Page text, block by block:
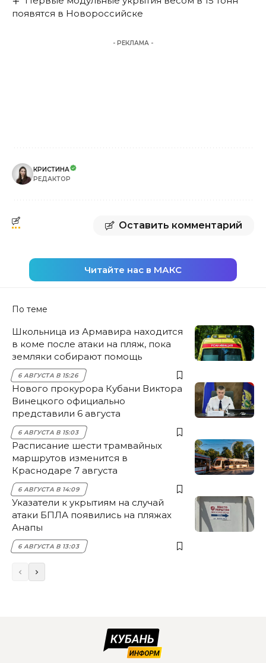
появятся в Новороссийске
- РЕКЛАМА -
КРИСТИНА
РЕДАКТОР
Оставить комментарий
Читайте нас в МАКС
По теме
Школьница из Армавира находится
в коме после атаки на пляж, пока
земляки собирают помощь
6 АВГУСТА В 15:26
Нового прокурора Кубани Виктора
Винецкого официально
представили 6 августа
6 АВГУСТА В 15:03
Расписание шести трамвайных
маршрутов изменится в
Краснодаре 7 августа
6 АВГУСТА В 14:09
Указатели к укрытиям на случай
атаки БПЛА появились на пляжах
Анапы
6 АВГУСТА В 13:03